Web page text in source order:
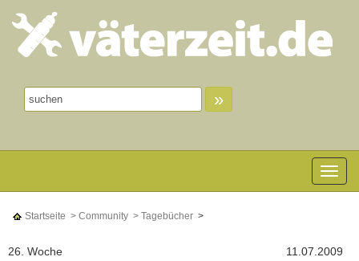
»
Toggle
Startseite > Community > Tagebücher >
11.07.2009
26. Woche